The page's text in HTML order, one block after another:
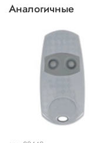
Аналогичные